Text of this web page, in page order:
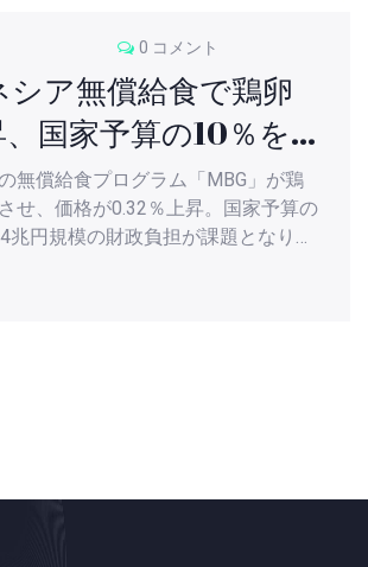
0 コメント
シア無償給食で鶏卵
国家予算の10％を
無償給食プログラム「MBG」が鶏
せ、価格が0.32％上昇。国家予算の
兆円規模の財政負担が課題となり、
騰と重なり、持続可能性が問われて